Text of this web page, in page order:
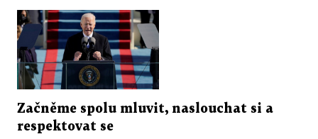
Začněme spolu mluvit, naslouchat si a
respektovat se